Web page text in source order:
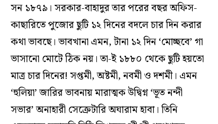
সন ১৮৭৯। সরকার-বাহাদুর তার পরের বছর অফিস-
কাছারিতে পুজোর ছুটি ১২ দিনের বদলে চার দিন করার
কথা ভাবছে। ভাবখানা এমন, টানা ১২ দিন ‘মোচ্ছবে’ গা
ভাসানো মোটে ঠিক নয়। তা-ই ১৮৮০ থেকে ছুটি হয়তো
মাত্র চার দিনের! সপ্তমী, অষ্টমী, নবমী ও দশমী। এমন
‘হুলিয়া’ জারির ভাবনায় মারাত্মক উদ্বিগ্ন ‘ভূত নন্দী
সভার’ অনাহারী সেক্রেটারি অঘারাম হাবা। তিনি